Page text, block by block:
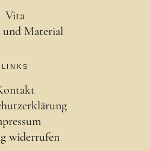
Vita
und Material
LINKS
widerrufen